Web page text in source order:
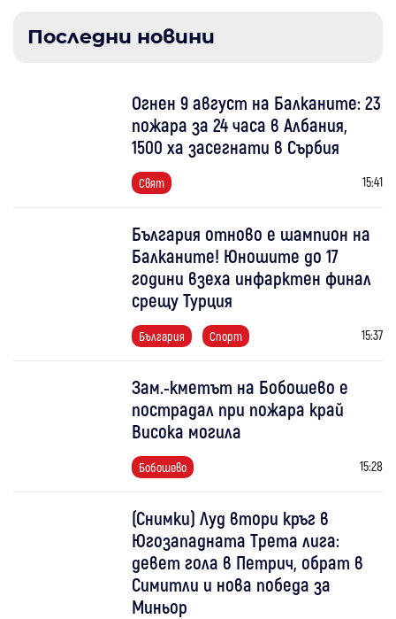
Последни новини
Огнен 9 август на Балканите: 23
пожара за 24 часа в Албания,
1500 ха засегнати в Сърбия
Свят 15:41
България отново е шампион на
Балканите! Юношите до 17
години взеха инфарктен финал
срещу Турция
България Спорт 15:37
Зам.-кметът на Бобошево е
пострадал при пожара край
Висока могила
Бобошево 15:28
(Снимки) Луд втори кръг в
Югозападната Трета лига:
девет гола в Петрич, обрат в
Симитли и нова победа за
Миньор